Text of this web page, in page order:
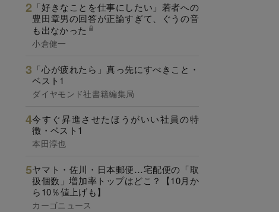
「好きなことを仕事にしたい」若者への
豊田章男の回答が正論すぎて、ぐうの音
も出なかった
小倉健一
「心が疲れたら」真っ先にすべきこと・
ベスト1
ダイヤモンド社書籍編集局
今すぐ昇進させたほうがいい社員の特
徴・ベスト1
本田淳也
ヤマト・佐川・日本郵便…宅配便の「取
扱個数」増加率トップはどこ？【10月か
ら10％値上げも】
カーゴニュース